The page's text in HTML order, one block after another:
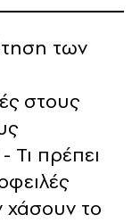
των
στους
Τι πρέπει
χάσουν το